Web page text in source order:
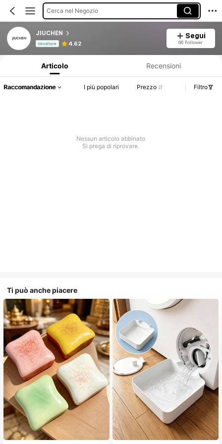
Cerca nel Negozio
JIUCHEN
Venditore 4.62
Segui
66 Follower
Articolo Recensioni
Raccomandazione I più popolari Prezzo Filtro
Nessun articolo abbinato
Si prega di riprovare.
Ti può anche piacere